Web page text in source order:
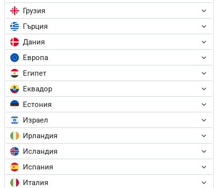
Грузия
Гърция
Дания
Европа
Египет
Еквадор
Естония
Израел
Ирландия
Исландия
Испания
Италия